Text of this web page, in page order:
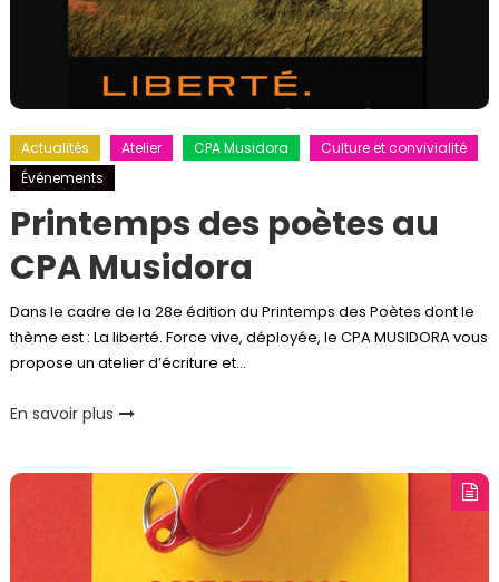
Actualités Atelier CPA Musidora
Culture et convivialité
Événements
Printemps des poètes au
CPA Musidora
Dans le cadre de la 28e édition du Printemps des Poètes dont le
thème est : La liberté. Force vive, déployée, le CPA MUSIDORA vous
propose un atelier d’écriture et…
En savoir plus